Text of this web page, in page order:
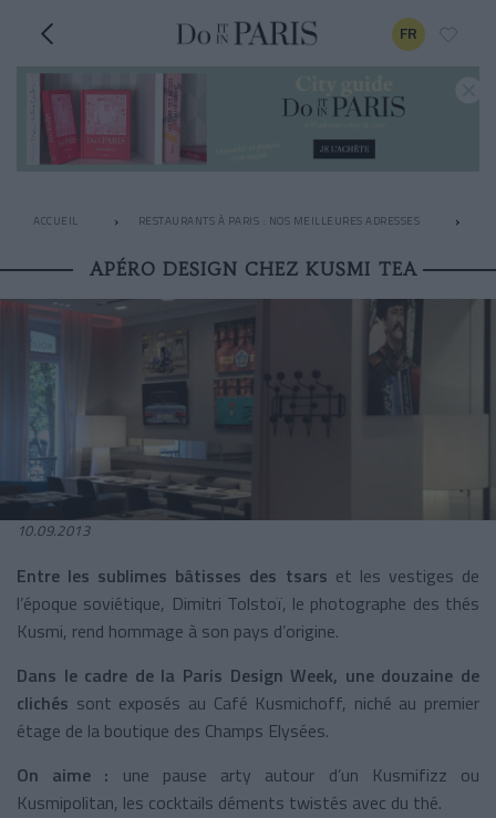
FR
ACCUEIL RESTAURANTS À PARIS : NOS MEILLEURES ADRESSES
APÉRO DESIGN CHEZ KUSMI TEA
10.09.2013
Entre les sublimes bâtisses des tsars et les vestiges de
l’époque soviétique, Dimitri Tolstoï, le photographe des thés
Kusmi, rend hommage à son pays d’origine.
Dans le cadre de la Paris Design Week, une douzaine de
clichés sont exposés au Café Kusmichoff, niché au premier
étage de la boutique des Champs Elysées.
On aime : une pause arty autour d’un Kusmifizz ou
Kusmipolitan, les cocktails déments twistés avec du thé.